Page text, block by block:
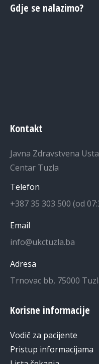
Gdje se nalazimo?
Kontakt
Javna Zdravstvena
Centar Tuzla
Telefon
+387 35 303 500 (od
Email
info@ukctuzla.ba
Adresa
Trnovac bb, 75000
Korisne informacije
Vodič za pacijente
Pristup informacijama